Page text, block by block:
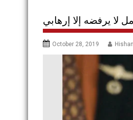
يرفضه إلا إرهابي
October 28, 2019